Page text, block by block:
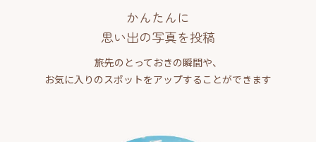
かんたんに
思い出の写真を投稿
旅先のとっておきの瞬間や、
お気に入りのスポットをアップすることができます